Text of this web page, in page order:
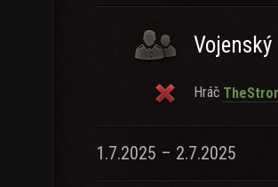
Vojenský
Hráč
1.7.2025 – 2.7.2025